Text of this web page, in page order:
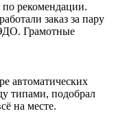
рекомендации.
заказ за пару
Грамотные
автоматических
типами, подобрал
на месте.